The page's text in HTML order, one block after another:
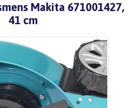
Makita 671001427,
41 cm